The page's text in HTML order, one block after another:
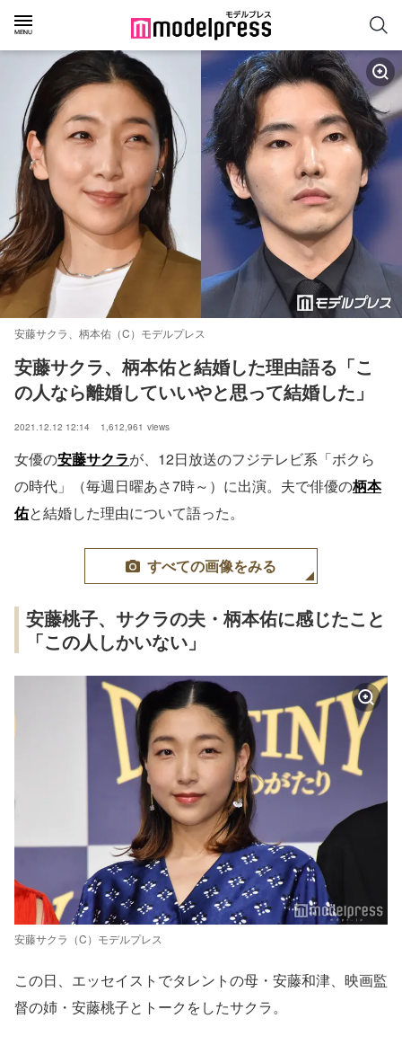
安藤サクラ、柄本佑（C）モデルプレス
安藤サクラ、柄本佑と結婚した理由語る「こ
の人なら離婚していいやと思って結婚した」
2021.12.12 12:14 1,612,961 views
女優の安藤サクラが、12日放送のフジテレビ系「ボクら
の時代」（毎週日曜あさ7時～）に出演。夫で俳優の柄本
佑と結婚した理由について語った。
すべての画像をみる
安藤桃子、サクラの夫・柄本佑に感じたこと
「この人しかいない」
安藤サクラ（C）モデルプレス
この日、エッセイストでタレントの母・安藤和津、映画監
督の姉・安藤桃子とトークをしたサクラ。